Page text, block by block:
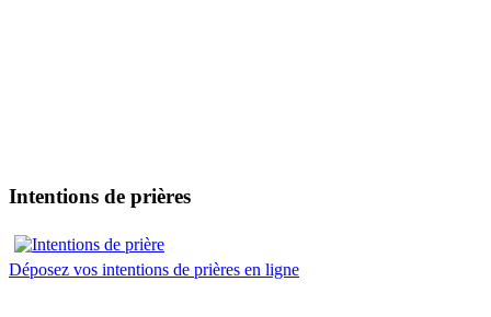
Intentions de prières
Déposez vos intentions de prières en ligne